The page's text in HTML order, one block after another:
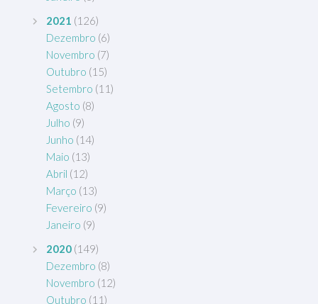
2021 (126)
Dezembro (6)
Novembro (7)
Outubro (15)
Setembro (11)
Agosto (8)
Julho (9)
Junho (14)
Maio (13)
Abril (12)
Março (13)
Fevereiro (9)
Janeiro (9)
2020 (149)
Dezembro (8)
Novembro (12)
Outubro (11)